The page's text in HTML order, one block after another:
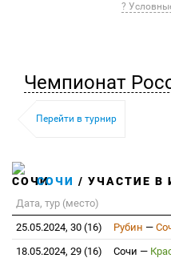
?
Чемпионат
Перейти в турнир
СОЧИ / УЧАСТИЕ В
Дата, тур (место)
25.05.2024, 30 (16)
Рубин —
18.05.2024, 29 (16)
Сочи —